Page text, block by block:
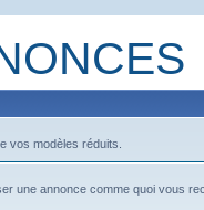
vos modèles réduits.
une annonce comme quoi vous